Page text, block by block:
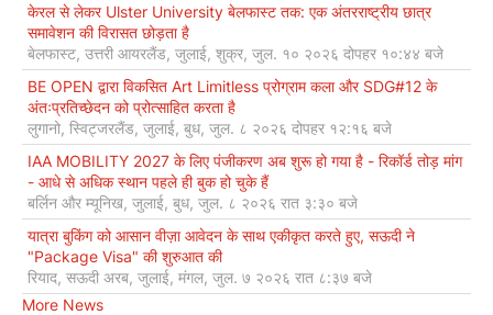
केरल से लेकर Ulster University बेलफास्ट तक: एक अंतरराष्ट्रीय छात्र
समावेशन की विरासत छोड़ता है
बेलफास्ट, उत्तरी आयरलैंड, जुलाई, शुक्र, जुल. १० २०२६ दोपहर १०:४४ बजे
BE OPEN द्वारा विकसित Art Limitless प्रोग्राम कला और SDG#12 के
अंतःप्रतिच्छेदन को प्रोत्साहित करता है
लुगानो, स्विट्जरलैंड, जुलाई, बुध, जुल. ८ २०२६ दोपहर १२:१६ बजे
IAA MOBILITY 2027 के लिए पंजीकरण अब शुरू हो गया है - रिकॉर्ड तोड़ मांग
- आधे से अधिक स्थान पहले ही बुक हो चुके हैं
बर्लिन और म्यूनिख, जुलाई, बुध, जुल. ८ २०२६ रात ३:३० बजे
यात्रा बुकिंग को आसान वीज़ा आवेदन के साथ एकीकृत करते हुए, सऊदी ने
"Package Visa" की शुरुआत की
रियाद, सऊदी अरब, जुलाई, मंगल, जुल. ७ २०२६ रात ८:३७ बजे
More News